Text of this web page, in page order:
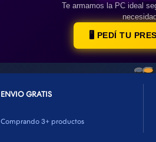
Te armamos la PC ideal
🖥️ PEDÍ TU
ENVIO GRATIS
Comprando 3+ productos